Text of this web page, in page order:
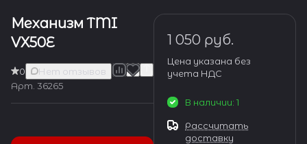
Механизм TMI
VX50E
0
Нет отзывов
Арт. 36265
1 050 руб.
Цена указана без
учета НДС
В наличии: 1
Рассчитать
доставку